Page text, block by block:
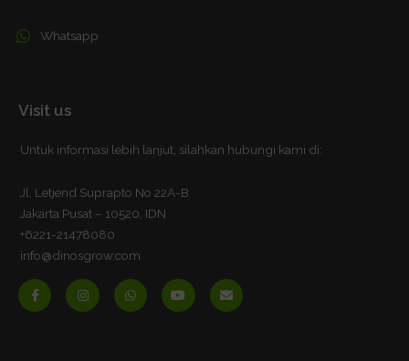
Whatsapp
Visit us
Untuk informasi lebih lanjut, silahkan hubungi kami di:
Jl, Letjend Suprapto No 22A-B
Jakarta Pusat – 10520, IDN
+6221-21478080
info@dinosgrow.com
F
I
W
Y
E